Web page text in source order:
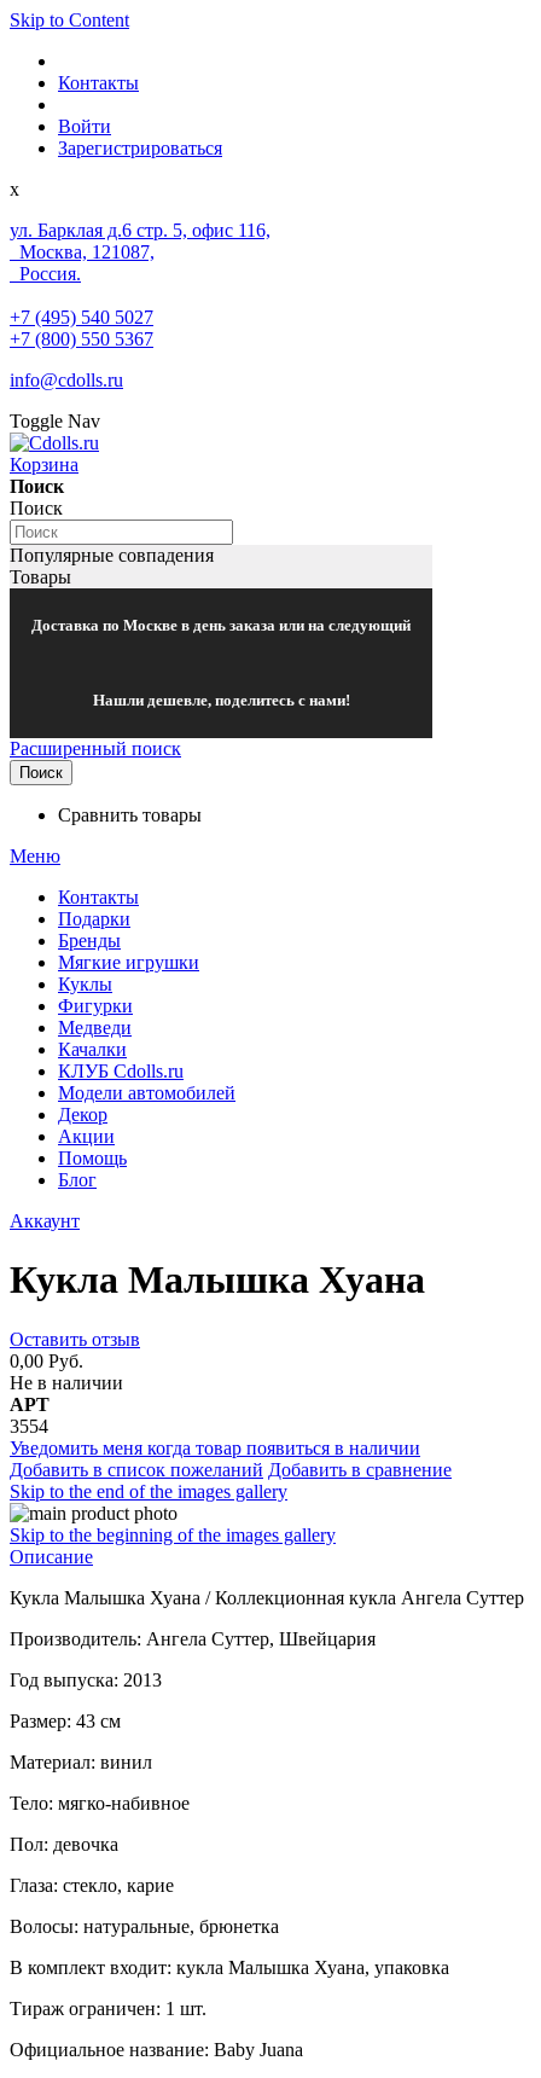
Skip to Content
Контакты
Войти
Зарегистрироваться
x
ул. Барклая д.6 стр. 5, офис 116,
Москва, 121087,
Россия.
+7 (495) 540 5027
+7 (800) 550 5367
info@cdolls.ru
Toggle Nav
Корзина
Поиск
Поиск
Популярные совпадения
Товары
Доставка по Москве в день заказа или на следующий
Нашли дешевле, поделитесь с нами!
Расширенный поиск
Поиск
Сравнить товары
Меню
Контакты
Подарки
Бренды
Мягкие игрушки
Куклы
Фигурки
Медведи
Качалки
КЛУБ Cdolls.ru
Модели автомобилей
Декор
Акции
Помощь
Блог
Аккаунт
Кукла Малышка Хуана
Оставить отзыв
0,00 Руб.
Не в наличии
АРТ
3554
Уведомить меня когда товар появиться в наличии
Добавить в список пожеланий Добавить в сравнение
Skip to the end of the images gallery
Skip to the beginning of the images gallery
Описание
Кукла Малышка Хуана / Коллекционная кукла Ангела Суттер
Производитель: Ангела Суттер, Швейцария
Год выпуска: 2013
Размер: 43 см
Материал: винил
Тело: мягко-набивное
Пол: девочка
Глаза: стекло, карие
Волосы: натуральные, брюнетка
В комплект входит: кукла Малышка Хуана, упаковка
Тираж ограничен: 1 шт.
Официальное название: Baby Juana